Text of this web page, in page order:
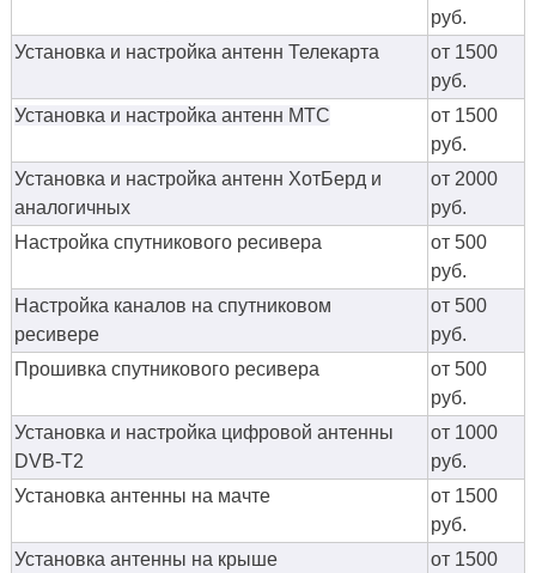
руб.
Установка и настройка антенн Телекарта
от 1500
руб.
Установка и настройка антенн МТС
от 1500
руб.
Установка и настройка антенн ХотБерд и
аналогичных
от 2000
руб.
Настройка спутникового ресивера
от 500
руб.
Настройка каналов на спутниковом
ресивере
от 500
руб.
Прошивка спутникового ресивера
от 500
руб.
Установка и настройка цифровой антенны
DVB-T2
от 1000
руб.
Установка антенны на мачте
от 1500
руб.
Установка антенны на крыше
от 1500